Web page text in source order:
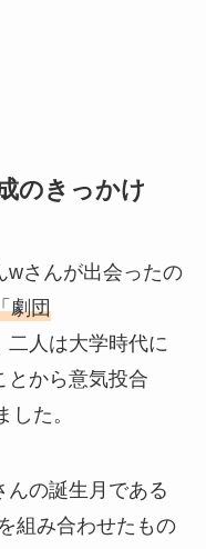
のきっかけ
wさんが出会ったの
劇団
二人は大学時代に
とから意気投合
した。
んの誕生月である
組み合わせたもの